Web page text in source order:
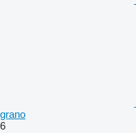
grano
6